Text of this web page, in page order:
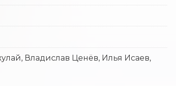
Владислав Ценёв, Илья Исаев,